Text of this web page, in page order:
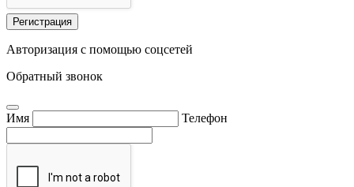
Регистрация
Авторизация с помощью соцсетей
Обратный звонок
Имя Телефон